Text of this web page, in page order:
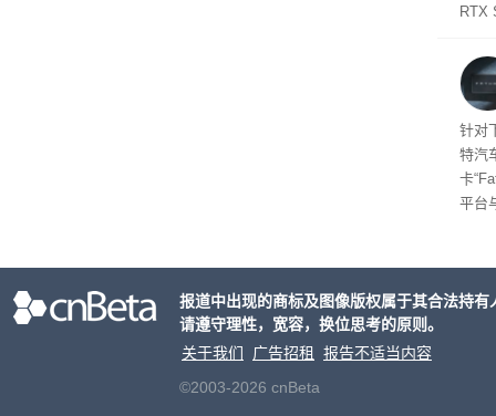
RTX
将
的技
起
针对
特汽
卡
平台
报道中出现的商标及图像版权属于其合法持
请遵守理性，宽容，换位思考的原则。
关于我们
广告招租
报告不适当内容
©2003-2026 cnBeta